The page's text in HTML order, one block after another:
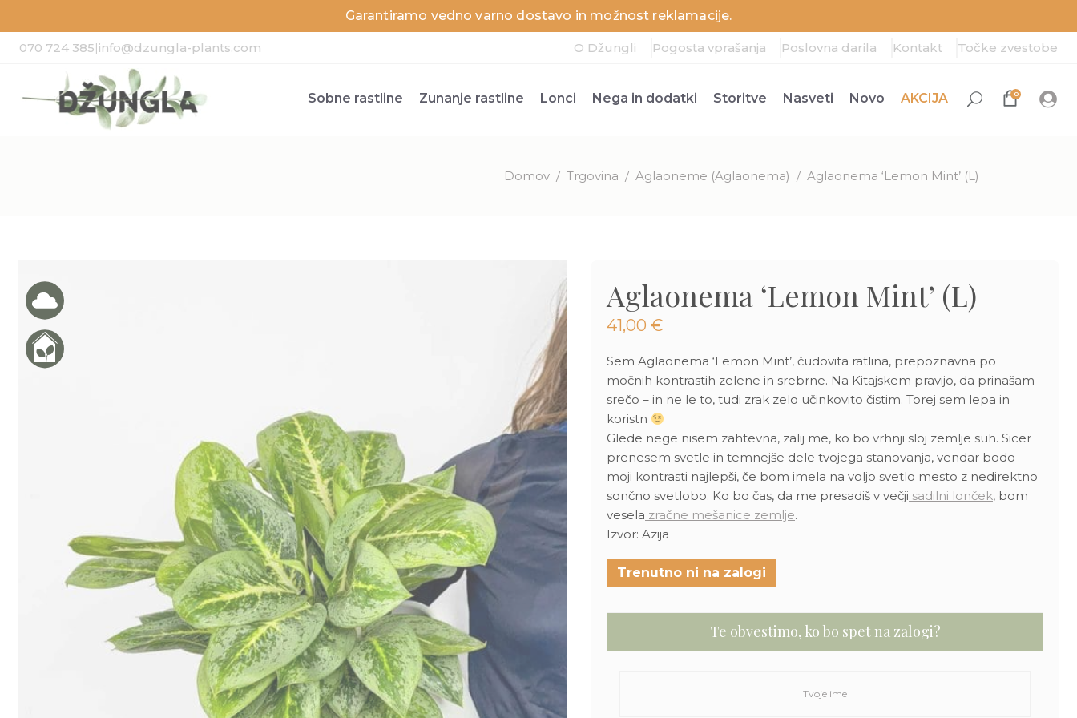
Garantiramo vedno varno dostavo in možnost reklamacije.
070 724 385|info@dzungla-plants.com O Džungli Pogosta vprašanja Poslovna darila Kontakt Točke zvestobe
Sobne rastline Zunanje rastline Lonci Nega in dodatki Storitve Nasveti Novo AKCIJA 0
Domov / Trgovina / Aglaoneme (Aglaonema) / Aglaonema ‘Lemon Mint’ (L)
Aglaonema ‘Lemon Mint’ (L)
41,00 €
Sem Aglaonema ‘Lemon Mint’, čudovita ratlina, prepoznavna po
močnih kontrastih zelene in srebrne. Na Kitajskem pravijo, da prinašam
srečo – in ne le to, tudi zrak zelo učinkovito čistim. Torej sem lepa in
koristn
Glede nege nisem zahtevna, zalij me, ko bo vrhnji sloj zemlje suh. Sicer
prenesem svetle in temnejše dele tvojega stanovanja, vendar bodo
moji kontrasti najlepši, če bom imela na voljo svetlo mesto z nedirektno
sončno svetlobo. Ko bo čas, da me presadiš v večji sadilni lonček, bom
vesela zračne mešanice zemlje.
Izvor: Azija
Trenutno ni na zalogi
Te obvestimo, ko bo spet na zalogi?